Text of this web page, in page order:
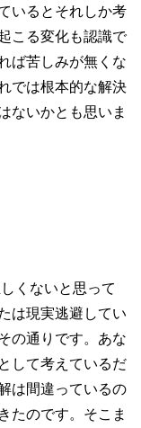
いるとそれしか考
こる変化も認識で
ば苦しみが無くな
では根本的な解決
ないかとも思いま
くないと思って
は現実逃避してい
の通りです。あな
して考えているだ
は間違っているの
たのです。そこま